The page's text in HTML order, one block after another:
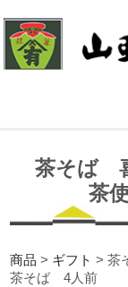
TOP
山亜里について
ギフト一覧
茶そば
茶
商品 > ギフト > 茶
茶そば 4人前